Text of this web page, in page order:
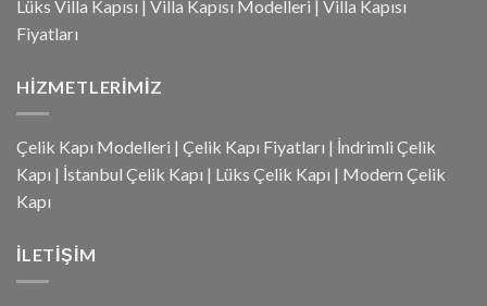
Lüks Villa Kapısı | Villa Kapısı Modelleri | Villa Kapısı
Fiyatları
HIZMETLERIMIZ
Çelik Kapı Modelleri | Çelik Kapı Fiyatları | İndrimli Çelik
Kapı | İstanbul Çelik Kapı | Lüks Çelik Kapı | Modern Çelik
Kapı
İLETIŞIM